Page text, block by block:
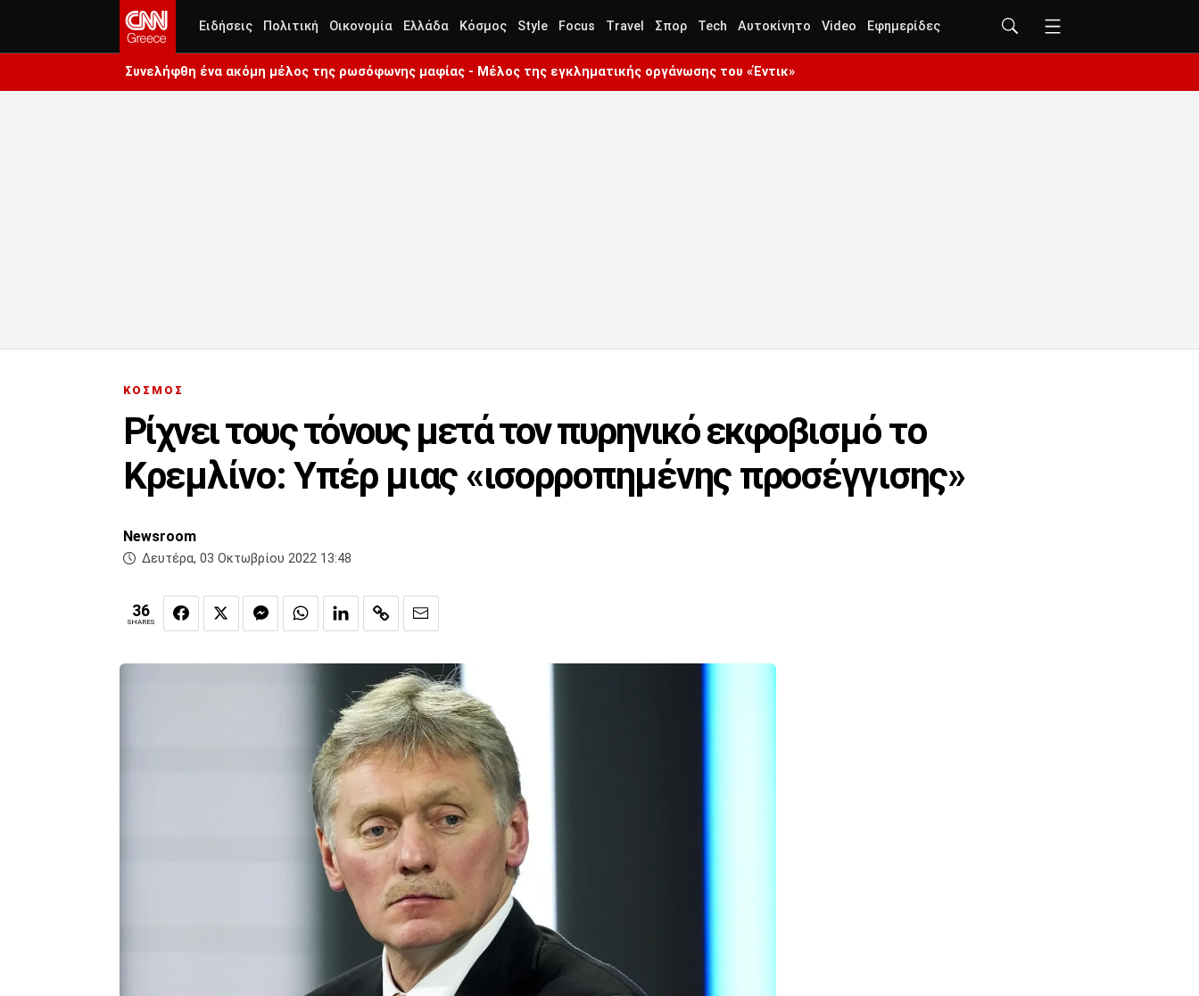
Ειδήσεις Πολιτική Οικονομία Ελλάδα Κόσμος Style Focus Travel Σπορ Tech Αυτοκίνητο Video Εφημερίδες
Συνελήφθη ένα ακόμη μέλος της ρωσόφωνης μαφίας - Μέλος της εγκληματικής οργάνωσης του «Έντικ»
ΚΟΣΜΟΣ
Ρίχνει τους τόνους μετά τον πυρηνικό εκφοβισμό το
Κρεμλίνο: Υπέρ μιας «ισορροπημένης προσέγγισης»
Newsroom
Δευτέρα, 03 Οκτωβρίου 2022 13:48
36
SHARES